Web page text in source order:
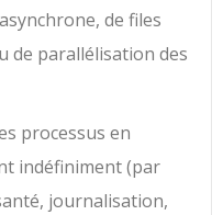
de files
de parallélisation des
processus en
indéfiniment (par
journalisation,